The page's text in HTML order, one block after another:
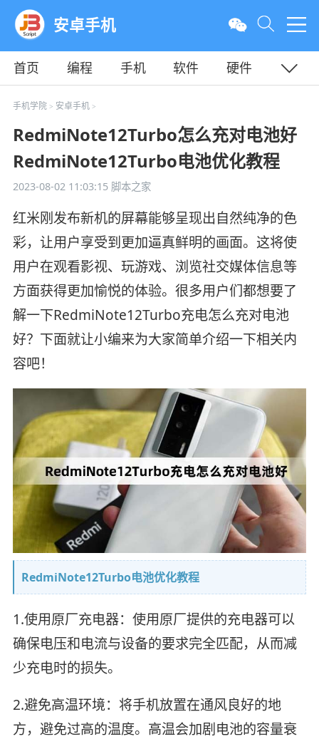
安卓手机
首页 编程 手机 软件
硬件
教程
平面
手机学院> 安卓手机>
RedmiNote12Turbo怎么充对电池好
RedmiNote12Turbo电池优化教程
2023-08-02 11:03:15脚本之家
红米刚发布新机的屏幕能够呈现出自然纯净的色
彩，让用户享受到更加逼真鲜明的画面。这将使
用户在观看影视、玩游戏、浏览社交媒体信息等
方面获得更加愉悦的体验。很多用户们都想要了
解一下RedmiNote12Turbo充电怎么充对电池
好？下面就让小编来为大家简单介绍一下相关内
容吧！
RedmiNote12Turbo电池优化教程
1.使用原厂充电器：使用原厂提供的充电器可以
确保电压和电流与设备的要求完全匹配，从而减
少充电时的损失。
2.避免高温环境：将手机放置在通风良好的地
方，避免过高的温度。高温会加剧电池的容量衰